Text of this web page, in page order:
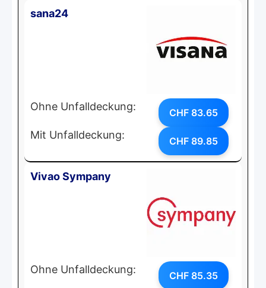
sana24
Ohne Unfalldeckung: CHF 83.65
Mit Unfalldeckung: CHF 89.85
Vivao Sympany
Ohne Unfalldeckung: CHF 85.35